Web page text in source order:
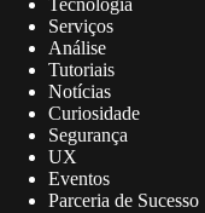
Tecnologia
Serviços
Análise
Tutoriais
Notícias
Curiosidade
Segurança
UX
Eventos
Parceria de Sucesso